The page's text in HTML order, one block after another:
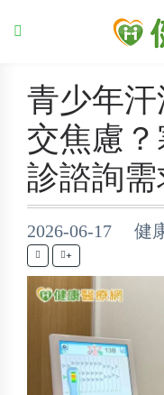
青少年
交焦慮
診諮詢需
2026-06-17 健
+